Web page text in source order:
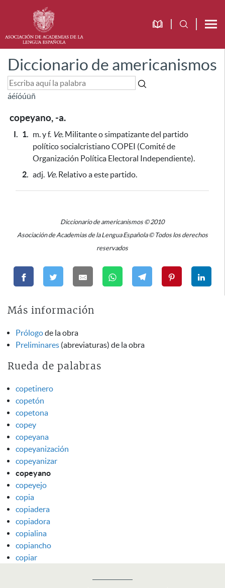
Diccionario de americanismos
áéíóúüñ
copeyano, -a.
I. 1. m. y f. Ve. Militante o simpatizante del partido
político socialcristiano COPEI (Comité de
Organización Política Electoral Independiente).
2. adj. Ve. Relativo a este partido.
Diccionario de americanismos © 2010
Asociación de Academias de la Lengua Española © Todos los derechos
reservados
Más información
Prólogode la obra
Preliminares (abreviaturas) de la obra
Rueda de palabras
copetinero
copetón
copetona
copey
copeyana
copeyanización
copeyanizar
copeyano
copeyejo
copia
copiadera
copiadora
copialina
copiancho
copiar